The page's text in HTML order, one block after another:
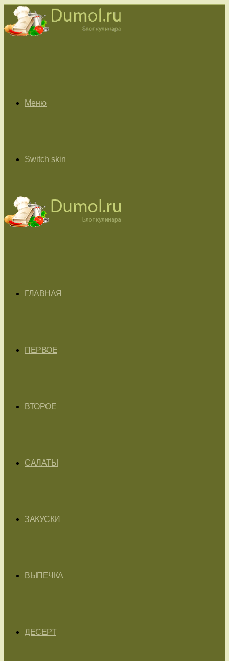
Меню
Switch skin
ГЛАВНАЯ
ПЕРВОЕ
ВТОРОЕ
САЛАТЫ
ЗАКУСКИ
ВЫПЕЧКА
ДЕСЕРТ